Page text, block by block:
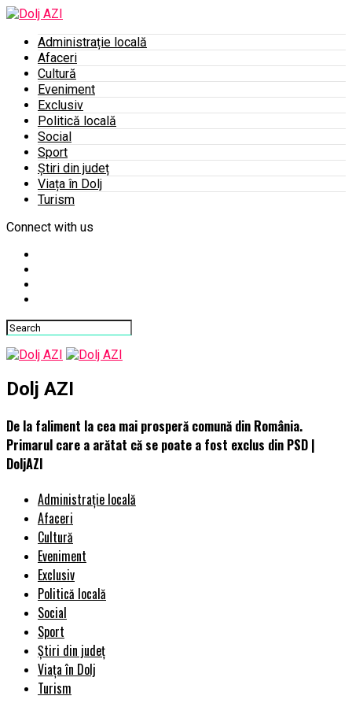
Administrație locală
Afaceri
Cultură
Eveniment
Exclusiv
Politică locală
Social
Sport
Știri din județ
Viața în Dolj
Turism
Connect with us
Dolj AZI
De la faliment la cea mai prosperă comună din România.
Primarul care a arătat că se poate a fost exclus din PSD |
DoljAZI
Administrație locală
Afaceri
Cultură
Eveniment
Exclusiv
Politică locală
Social
Sport
Știri din județ
Viața în Dolj
Turism